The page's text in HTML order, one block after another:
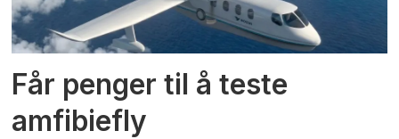
Får penger til å teste
amfibiefly